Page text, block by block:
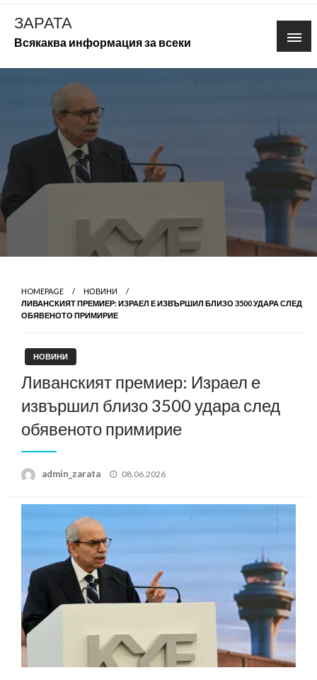
Skip
content
ЗАРАТА
Всякаква информация за всеки
HOMEPAGE
НОВИНИ
ЛИВАНСКИЯТ ПРЕМИЕР: ИЗРАЕЛ Е ИЗВЪРШИЛ БЛИЗО 3500 УДАРА СЛЕД
ОБЯВЕНОТО ПРИМИРИЕ
НОВИНИ
Ливанският премиер: Израел е
извършил близо 3500 удара след
обявеното примирие
admin_zarata
Posted
08.06.2026